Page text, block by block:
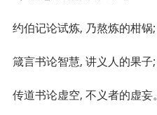
约伯记论试炼, 乃熬炼的柑锅;
箴言书论智慧, 讲义人的果子;
传道书论虚空, 不义者的虚妄。